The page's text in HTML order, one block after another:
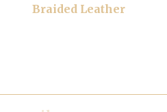
Braided Leather